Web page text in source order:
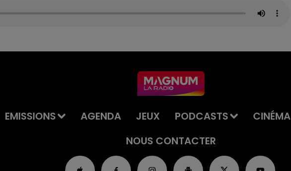
EMISSIONS AGENDA JEUX PODCASTS CINÉMA
NOUS CONTACTER